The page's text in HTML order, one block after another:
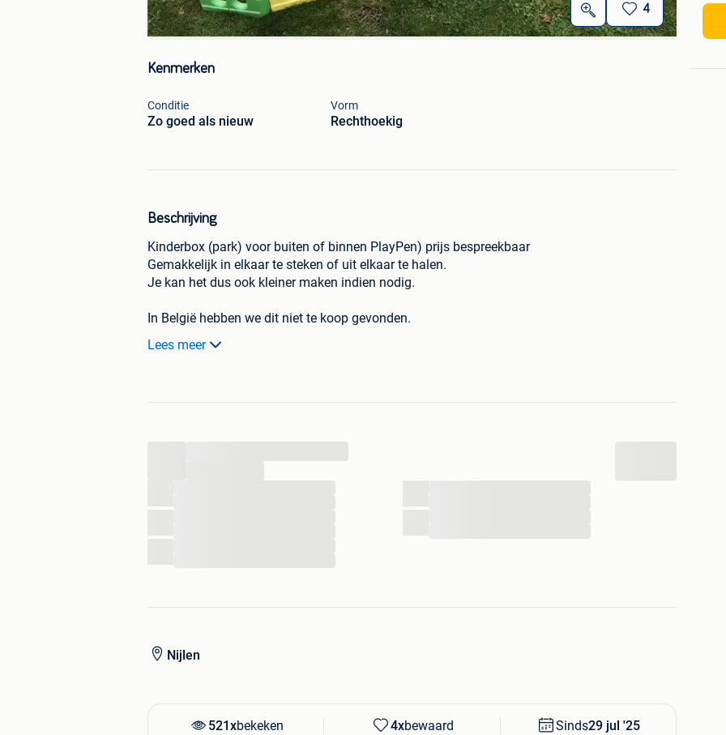
4
Kenmerken
Conditie
Zo goed als nieuw
Vorm
Rechthoekig
Beschrijving
Kinderbox (park) voor buiten of binnen PlayPen) prijs bespreekbaar
Gemakkelijk in elkaar te steken of uit elkaar te halen.
Je kan het dus ook kleiner maken indien nodig.
In België hebben we dit niet te koop gevonden.
We kochten dit in Nederland.
Lees meer
Nijlen
521xbekeken 4xbewaard Sinds29 jul '25